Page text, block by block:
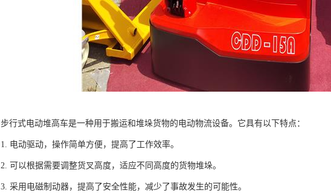
步行式电动堆高车是一种用于搬运和堆垛货物的电动物流设备。它具有以下特点：
1. 电动驱动，操作简单方便，提高了工作效率。
2. 可以根据需要调整货叉高度，适应不同高度的货物堆垛。
3. 采用电磁制动器，提高了安全性能，减少了事故发生的可能性。